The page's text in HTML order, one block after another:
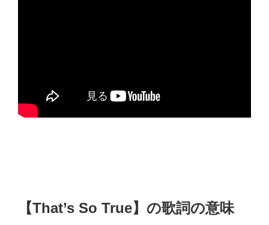
【That’s So True】の歌詞の意味